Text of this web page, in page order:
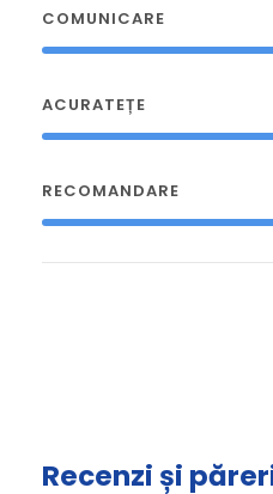
COMUNICARE
ACURATEȚE
RECOMANDARE
Recenzi și